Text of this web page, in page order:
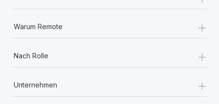
Warum Remote +
Nach Rolle +
Unternehmen +